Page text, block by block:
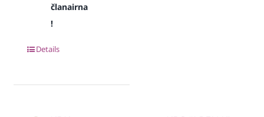
članairna
!
Details